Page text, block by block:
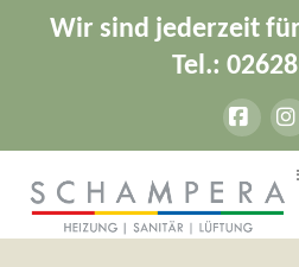
Wir sind jederzeit
Tel.: